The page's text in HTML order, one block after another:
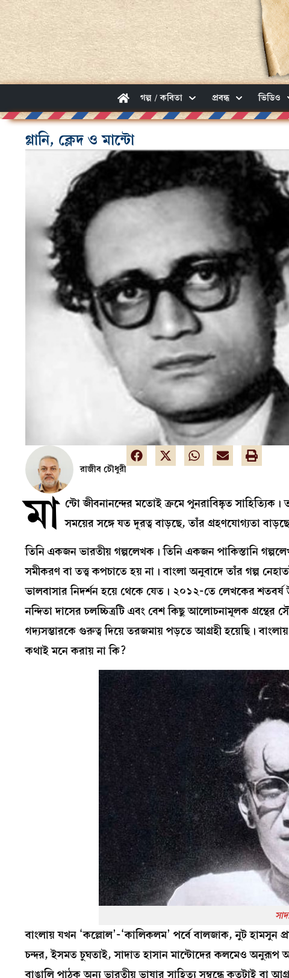
গল্প / কবিতা প্রবন্ধ ভিডিও
গ্লানি, ক্লেদ ও মান্টো
রাজীব চৌধুরী
মা ন্টো জীবনানন্দের মতোই ক্রমে পুনরাবিষ্কৃত
সময়ের সঙ্গে যত দূরত্ব বাড়ছে, তাঁর গ্রহণযোগ্যতা
তিনি একজন ভারতীয় গল্পলেখক। তিনি একজন পাকিস্তানি
সমীকরণ বা তত্ত্ব কপচাতে হয় না। বাংলা অনুবাদে তাঁর গল্প
ভালবাসার নিদর্শন হয়ে থেকে যেত। ২০১২-তে লেখকের শতবর্ষ
নন্দিতা দাসের চলচ্চিত্রটি এবং বেশ কিছু আলোচনামূলক গ্রন্থের
গদ্যসম্ভারকে গুরুত্ব দিয়ে তরজমায় পড়তে আগ্রহী হয়েছি।
কথাই মনে করায় না কি?
বাংলায় যখন ‘কল্লোল’-‘কালিকলম’ পর্বে বালজাক, নুট
চন্দর, ইসমত চুঘতাই, সাদাত হাসান মান্টোদের কলমেও অনুরূপ